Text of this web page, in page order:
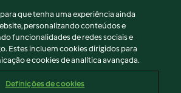
de Dados
que tenha uma experiência ainda
personalizando conteúdos e
funcionalidades de redes sociais e
Estes incluem cookies dirigidos para
e cookies de analítica avançada.
Definições de cookies